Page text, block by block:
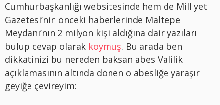
Cumhurbaşkanlığı websitesinde hem de Milliyet
Gazetesi’nin önceki haberlerinde Maltepe
Meydanı’nın 2 milyon kişi aldığına dair yazıları
bulup cevap olarak koymuş. Bu arada ben
dikkatinizi bu nereden baksan abes Valilik
açıklamasının altında dönen o abesliğe yaraşır
geyiğe çevireyim: